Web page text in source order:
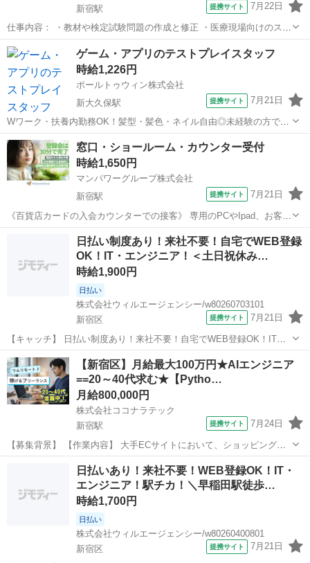
新宿駅
提携サイト 7月22日
仕事内容： ・教材や検定試験問題の作成と修正 ・医療現場向けのスキ
ルアップ研修コンテンツの開発と更新 ※時期によっては下記業務を相
談する可能性あり ・日本医療事務協会が運営する講座や研修の講師 ・
講座入校前の方向けの説明会...
東京 データ入力
ゲーム・アプリのテストプレイスタッフ
時給1,226円
ポールトゥウィン株式会社
新大久保駅
提携サイト 7月21日
Wワーク・扶養内勤務OK！髪型・髪色・ネイル自由◎未経験の方でも
働きやすい環境が整っています♪ 新しいキャリアを PTWで描いてみま
せんか？ PTWは、ソフトウェアテストやゲーム デバッグ、ネットサ
ポートまで、 幅広い分野...
東京 新宿区 新大久保駅 エンジニア
窓口・ショールーム・カウンター受付
時給1,650円
マンパワーグループ株式会社
新宿駅
提携サイト 7月21日
《百貨店カードの入会カウンターでの接客》 専用のPCやIpad、お客様
の携帯電話を用いて入力案内、入力補助を行う業務がメインになりま
カードお渡し ★郵送...
新宿区 新宿駅 データ入力
日払い制度あり！来社不要！自宅でWEB登録
OK！IT・エンジニア！＜土日祝休み…
時給1,900円
日払い
株式会社ウィルエージェンシー/w80260703101
新宿区
提携サイト 7月21日
【キャッチ】 日払い制度あり！来社不要！自宅でWEB登録OK！IT・
エンジニア！＜土日祝休み＞通信キャリアでの経験が活かせる！通信
キャリア向け基地局設定・試験業務＠長期勤務 【コメント】 来社不
要！WEB登録でスピード採用...
東京 新宿区 エンジニア
【新宿区】月給最大100万円★AIエンジニア
==20～40代求む★【Pytho…
月給800,000円
株式会社ココナラテック
新宿駅
提携サイト 7月24日
【募集背景】 【作業内容】 大手ECサイトにおいて、ショッピング可
能なAIエージェントを開発します。 【求める人物像】 【ポジションの
魅力】 AIエージェントおよびMCPサーバ開発に携わることができま
す。 【開発環境...
新宿区 新宿駅 エンジニア
日払いあり！来社不要！WEB登録OK！IT・
エンジニア！駅チカ！＼早稲田駅徒歩…
時給1,700円
日払い
株式会社ウィルエージェンシー/w80260400801
新宿区
提携サイト 7月21日